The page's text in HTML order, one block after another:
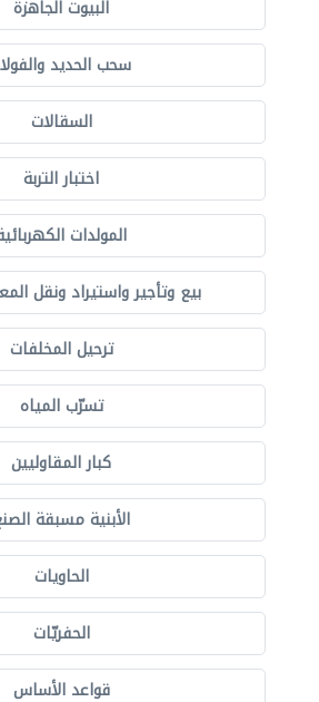
البيوت الجاهزة
سحب الحديد
السقالات
اختبار التربة
المولدات
بيع وتأجير واستيراد ونقل
ترحيل المخلفات
تسرّب المياه
كبار المقاوليين
الأبنية مسبقة
الحاويات
الحفريّات
قواعد الأساس